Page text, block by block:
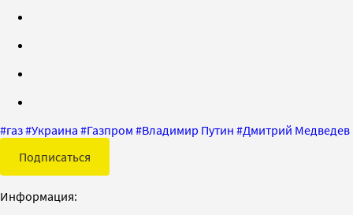
#газ#Украина #Газпром #Владимир Путин #Дмитрий Медведев
Подписаться
Информация: